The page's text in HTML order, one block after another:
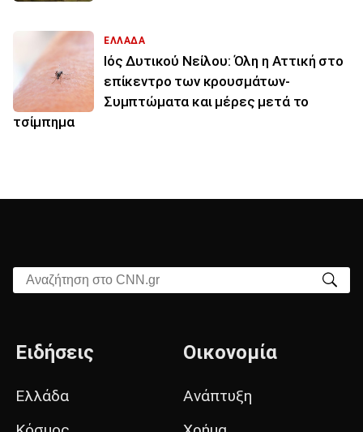
ΕΛΛΑΔΑ
Ιός Δυτικού Νείλου: Όλη η Αττική στο
επίκεντρο των κρουσμάτων-
Συμπτώματα και μέρες μετά το
τσίμπημα
Αναζήτηση στο CNN.gr
Ειδήσεις
Ελλάδα
Οικονομία
Ανάπτυξη